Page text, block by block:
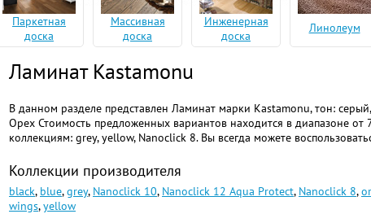
Паркетная
доска
Массивная
доска
Инженерная
доска
Линолеум
Ламинат Kastamonu
В данном разделе представлен Ламинат марки Kastamonu, тон:
Орех Стоимость предложенных вариантов находится в диапазоне
коллекциям: grey, yellow, Nanoclick 8. Вы всегда можете
Коллекции производителя
black, blue,grey, Nanoclick 10, Nanoclick 12 Aqua Protect, Nanoclick 8,
wings,yellow